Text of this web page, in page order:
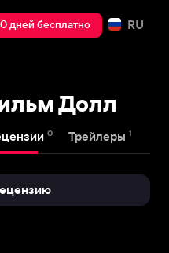
дней бесплатно RU
Долл
0 Трейлеры 1